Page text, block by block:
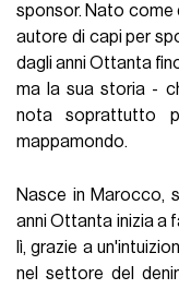
sponsor. Nato come
autore di capi per
dagli anni Ottanta
ma la sua storia -
nota soprattutto
mappamondo.
Nasce in Marocco,
anni Ottanta inizia a
lì, grazie a
nel settore del